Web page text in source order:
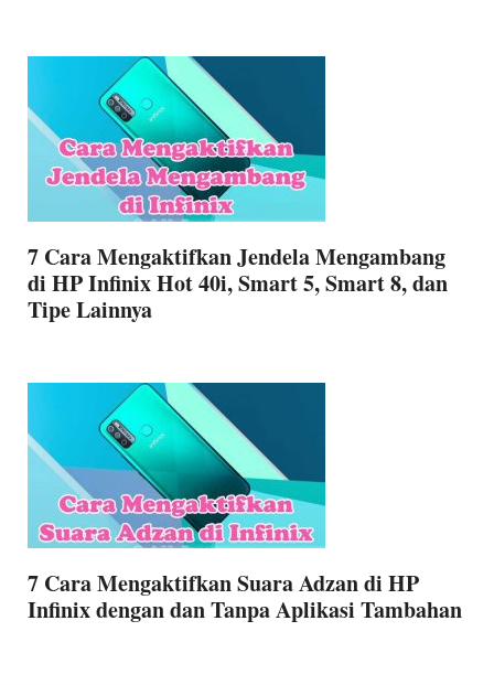
7 Cara Mengaktifkan Jendela Mengambang
di HP Infinix Hot 40i, Smart 5, Smart 8, dan
Tipe Lainnya
7 Cara Mengaktifkan Suara Adzan di HP
Infinix dengan dan Tanpa Aplikasi Tambahan